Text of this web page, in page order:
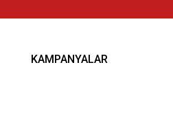
KAMPANYALAR